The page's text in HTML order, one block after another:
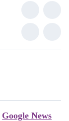
Google News